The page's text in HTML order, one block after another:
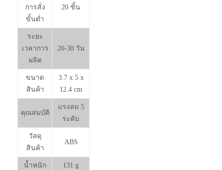
การสั่ง
ขั้นต่ำ
20 ชิ้น
ระยะ
เวลาการ
ผลิต
20-30 วัน
ขนาด
สินค้า
3.7 x 5 x
12.4 cm
คุณสมบัติ
แรงลม 5
ระดับ
วัสดุ
สินค้า
ABS
น้ำหนัก 131 g